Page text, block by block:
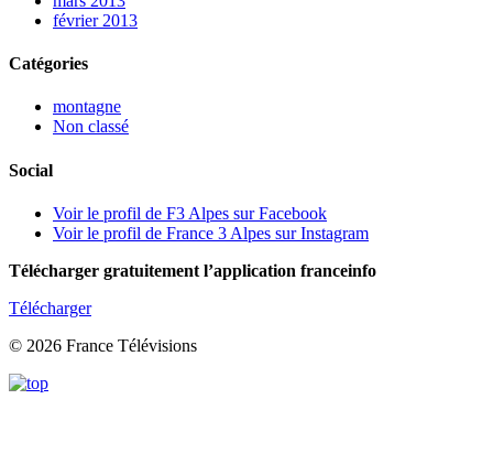
février 2013
Catégories
montagne
Non classé
Social
Voir le profil de F3 Alpes sur Facebook
Voir le profil de France 3 Alpes sur Instagram
Télécharger gratuitement l’application franceinfo
Télécharger
© 2026 France Télévisions